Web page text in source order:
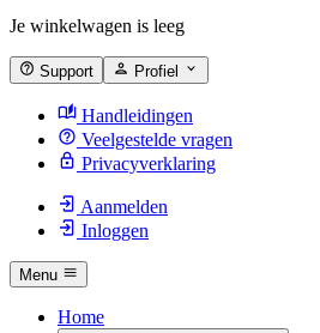
Je winkelwagen is leeg
Support Profiel
Handleidingen
Veelgestelde vragen
Privacyverklaring
Aanmelden
Inloggen
Menu
Home